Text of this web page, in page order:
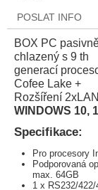
POSLAT INFO
BOX PC
chlazený s 9 th
generací
Cofee Lake +
Rozšíření
WINDOWS 10,
Specifikace:
Pro procesory
Podporovaná
max. 64GB
1 x RS232/